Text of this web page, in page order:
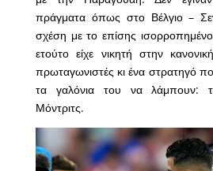
πράγματα όπως στο Βέλγιο –
σχέση με το επίσης
ετούτο είχε νικητή στην
πρωταγωνιστές κι ένα στρατηγό
τα γαλόνια του να λάμπουν:
Μόντριτς.